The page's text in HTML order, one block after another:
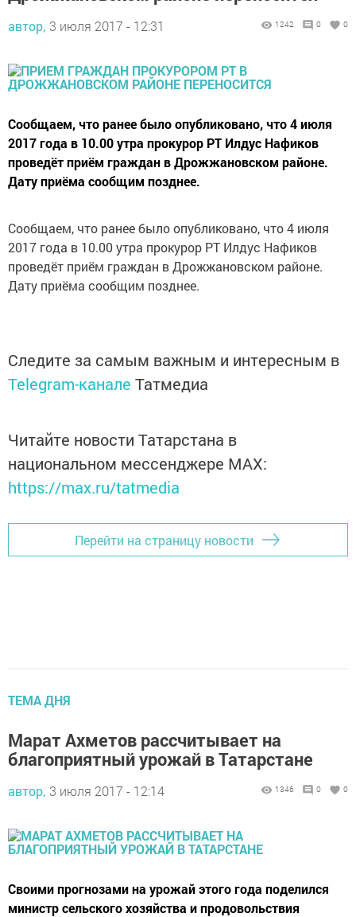
автор, 3 июля 2017 - 12:31 1242 0 0
Сообщаем, что ранее было опубликовано, что 4 июля
2017 года в 10.00 утра прокурор РТ Илдус Нафиков
проведёт приём граждан в Дрожжановском районе.
Дату приёма сообщим позднее.
Сообщаем, что ранее было опубликовано, что 4 июля
2017 года в 10.00 утра прокурор РТ Илдус Нафиков
проведёт приём граждан в Дрожжановском районе.
Дату приёма сообщим позднее.
Следите за самым важным и интересным в
Telegram-канале Татмедиа
Читайте новости Татарстана в
национальном мессенджере MАХ:
https://max.ru/tatmedia
Перейти на страницу новости
ТЕМА ДНЯ
Марат Ахметов рассчитывает на
благоприятный урожай в Татарстане
автор, 3 июля 2017 - 12:14 1346 0 0
Своими прогнозами на урожай этого года поделился
министр сельского хозяйства и продовольствия